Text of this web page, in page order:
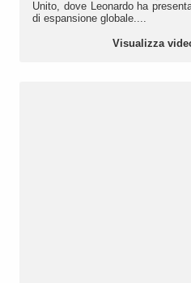
Unito, dove Leonardo ha
di espansione globale....
Visualizza